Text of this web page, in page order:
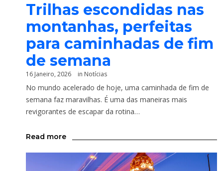
Trilhas escondidas nas
montanhas, perfeitas
para caminhadas de fim
de semana
16 Janeiro, 2026 in Notícias
No mundo acelerado de hoje, uma caminhada de fim de
semana faz maravilhas. É uma das maneiras mais
revigorantes de escapar da rotina…
Read more